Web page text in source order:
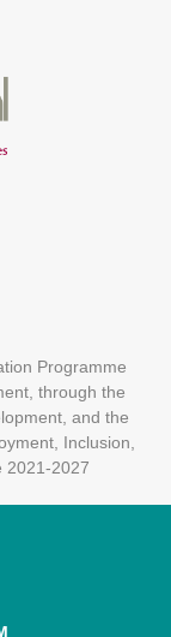
Programme
through the
and the
Inclusion,
2021-2027